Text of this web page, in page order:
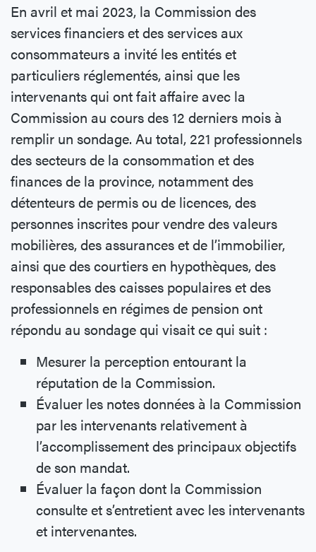
En avril et mai 2023, la Commission des
services financiers et des services aux
consommateurs a invité les entités et
particuliers réglementés, ainsi que les
intervenants qui ont fait affaire avec la
Commission au cours des 12 derniers mois à
remplir un sondage. Au total, 221 professionnels
des secteurs de la consommation et des
finances de la province, notamment des
détenteurs de permis ou de licences, des
personnes inscrites pour vendre des valeurs
mobilières, des assurances et de l’immobilier,
ainsi que des courtiers en hypothèques, des
responsables des caisses populaires et des
professionnels en régimes de pension ont
répondu au sondage qui visait ce qui suit :
Mesurer la perception entourant la
réputation de la Commission.
Évaluer les notes données à la Commission
par les intervenants relativement à
l’accomplissement des principaux objectifs
de son mandat.
Évaluer la façon dont la Commission
consulte et s’entretient avec les intervenants
et intervenantes.